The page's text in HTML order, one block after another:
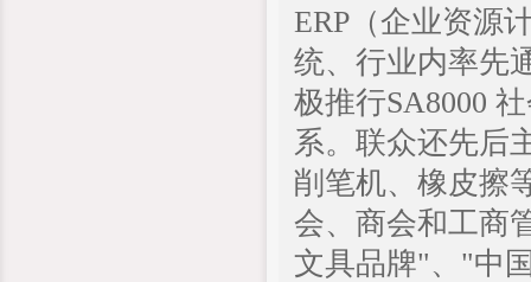
ERP（企业资源
统、行业内率先
极推行SA8000
系。联众还先后
削笔机、橡皮擦
会、商会和工商
文具品牌"、"中